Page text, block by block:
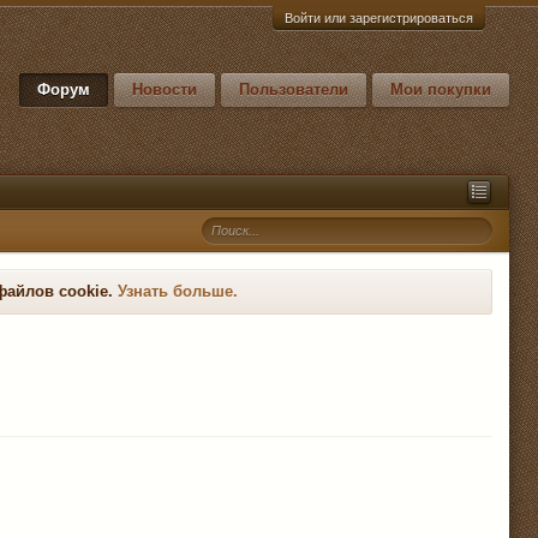
Войти или зарегистрироваться
Форум Новости Пользователи Мои покупки
cookie. Узнать больше.